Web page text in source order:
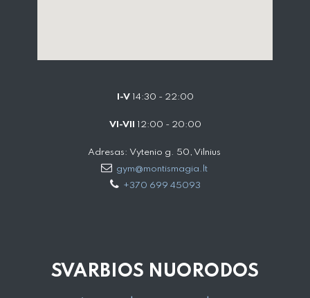
I-V14:30 - 22:00
VI-VII 12:00 - 20:00
Adresas: Vytenio g. 50, Vilnius
gym@montismagia.lt
+370 699 45093
SVARBIOS NUORODOS